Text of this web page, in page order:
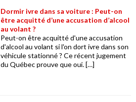
Dormir ivre dans sa voiture : Peut-on
être acquitté d’une accusation d’alcool
au volant ?
Peut-on être acquitté d'une accusation
d'alcool au volant si l'on dort ivre dans son
véhicule stationné ? Ce récent jugement
du Québec prouve que oui. […]